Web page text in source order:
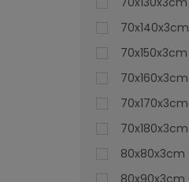
70x140x3cm
70x150x3cm
70x160x3cm
70x170x3cm
70x180x3cm
80x80x3cm
80x90x3cm